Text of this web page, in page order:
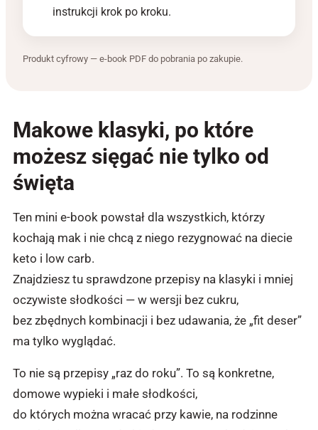
instrukcji krok po kroku.
Produkt cyfrowy — e-book PDF do pobrania po zakupie.
Makowe klasyki, po które
możesz sięgać nie tylko od
święta
Ten mini e-book powstał dla wszystkich, którzy
kochają mak i nie chcą z niego rezygnować na diecie
keto i low carb.
Znajdziesz tu sprawdzone przepisy na klasyki i mniej
oczywiste słodkości — w wersji bez cukru,
bez zbędnych kombinacji i bez udawania, że „fit deser”
ma tylko wyglądać.
To nie są przepisy „raz do roku”. To są konkretne,
domowe wypieki i małe słodkości,
do których można wracać przy kawie, na rodzinne